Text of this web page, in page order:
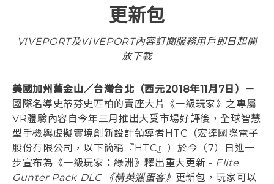
更新包
VIVEPORT及VIVEPORT內容訂閱服務用戶即日起開
放下載
美國加州舊金山／台灣台北（西元2018年11月7日）
－
國際名導史蒂芬史匹柏的賣座大片《一級玩家》之專屬
VR體驗內容自今年三月推出大受市場好評後，全球智慧
型手機與虛擬實境創新設計領導者HTC（宏達國際電子
股份有限公司，以下簡稱『HTC』）於今（7）日進一
步宣布為《一級玩家：綠洲》釋出重大更新 - Elite
Gunter Pack DLC 《精英獵蛋客》 更新包，玩家可以